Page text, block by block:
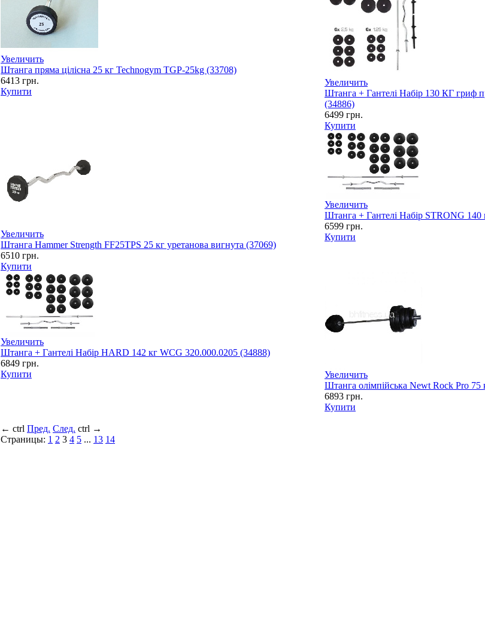
Увеличить
Штанга пряма цілісна 25 кг Technogym TGP-25kg (33708)
6413 грн.
Купити
Увеличить
Штанга + Гантелі Набір 130 КГ гриф
(34886)
6499 грн.
Купити
Увеличить
Штанга Hammer Strength FF25TPS 25 кг уретанова вигнута (37069)
6510 грн.
Купити
Увеличить
Штанга + Гантелі Набір STRONG
6599 грн.
Купити
Увеличить
Штанга + Гантелі Набір HARD 142 кг WCG 320.000.0205 (34888)
6849 грн.
Купити
Увеличить
Штанга олімпійська Newt Rock Pro
6893 грн.
Купити
← ctrl Пред. След. ctrl →
Страницы: 1 2 3 4 5 ... 13 14